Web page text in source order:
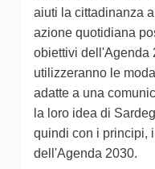
aiuti la cittadinanza
azione quotidiana
obiettivi dell'Agenda
utilizzeranno le
adatte a una
la loro idea di
quindi con i principi,
dell'Agenda 2030.